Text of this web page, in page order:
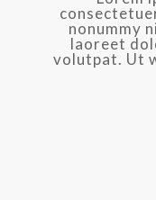
nonummy
laoreet
volutpat. Ut